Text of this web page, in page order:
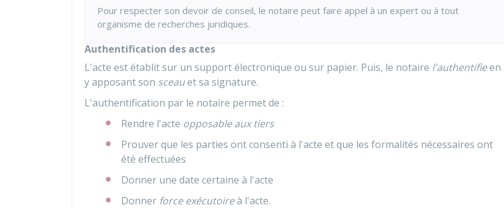
Pour respecter son devoir de conseil, le notaire peut faire appel à un expert ou à tout
organisme de recherches juridiques.
Authentification des actes
L'acte est établit sur un support électronique ou sur papier. Puis, le notaire l'authentifieen
y apposant son sceauet sa signature.
L'authentification par le notaire permet de :
Rendre l'acte opposable aux tiers
Prouver que les parties ont consenti à l'acte et que les formalités nécessaires ont
été effectuées
Donner une date certaine à l'acte
Donner force exécutoireà l'acte.